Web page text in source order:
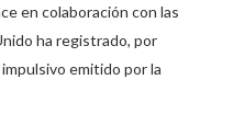
en colaboración con las
ha registrado, por
emitido por la